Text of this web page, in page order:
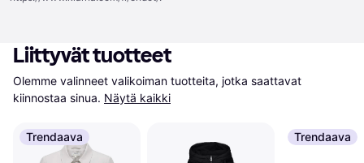
Liittyvät tuotteet
Olemme valinneet valikoiman tuotteita, jotka saattavat
kiinnostaa sinua. Näytä kaikki
Trendaava Trendaava